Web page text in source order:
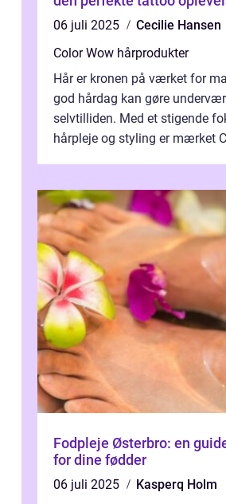
06 juli 2025
Cecilie Hansen
Color Wow hårprodukter
Hår er kronen på værket for
god hårdag kan gøre
selvtilliden. Med et stigende
hårpleje og styling er mærket
Fodpleje Østerbro: en
for dine fødder
06 juli 2025
Kasperq Holm